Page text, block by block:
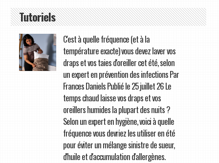
Tutoriels
C'est à quelle fréquence (et à la
température exacte) vous devez laver vos
draps et vos taies d'oreiller cet été, selon
un expert en prévention des infections Par
Frances Daniels Publié le 25 juillet 26 Le
temps chaud laisse vos draps et vos
oreillers humides la plupart des nuits ?
Selon un expert en hygiène, voici à quelle
fréquence vous devriez les utiliser en été
pour éviter un mélange sinistre de sueur,
d'huile et d'accumulation d'allergènes.